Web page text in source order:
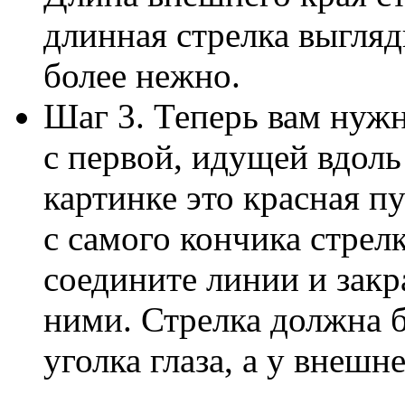
длинная стрелка
более нежно.
Шаг 3. Теперь вам
с первой, идущей
картинке это красная
с самого кончика
соедините линии и
ними. Стрелка должна
уголка глаза, а у